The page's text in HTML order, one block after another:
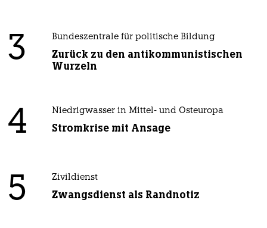
3 Bundeszentrale für politische Bildung
Zurück zu den antikommunistischen
Wurzeln
4 Niedrigwasser in Mittel- und Osteuropa
Stromkrise mit Ansage
5 Zivildienst
Zwangsdienst als Randnotiz